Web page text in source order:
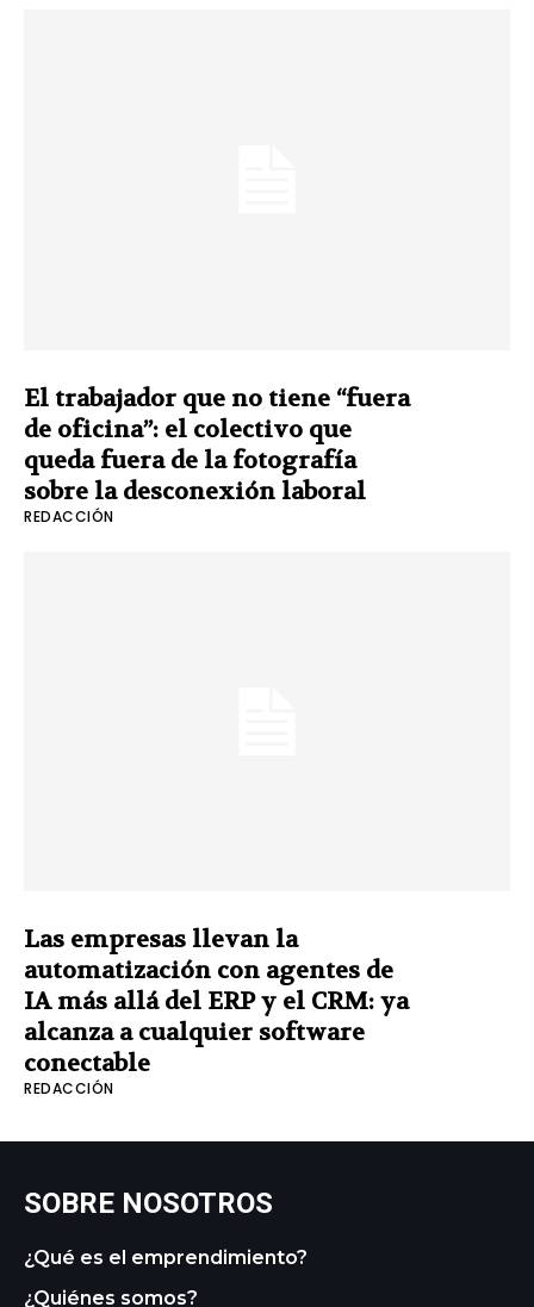
El trabajador que no tiene “fuera
de oficina”: el colectivo que
queda fuera de la fotografía
sobre la desconexión laboral
REDACCIÓN
Las empresas llevan la
automatización con agentes de
IA más allá del ERP y el CRM: ya
alcanza a cualquier software
conectable
REDACCIÓN
SOBRE NOSOTROS
¿Qué es el emprendimiento?
¿Quiénes somos?